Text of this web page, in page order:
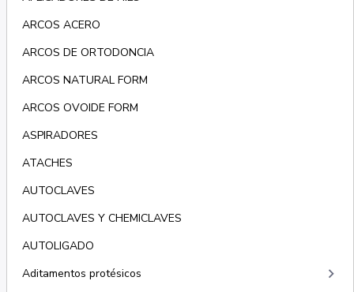
ARCOS ACERO
ARCOS DE ORTODONCIA
ARCOS NATURAL FORM
ARCOS OVOIDE FORM
ASPIRADORES
ATACHES
AUTOCLAVES
AUTOCLAVES Y CHEMICLAVES
AUTOLIGADO
Aditamentos protésicos
keyboard_arrow_right